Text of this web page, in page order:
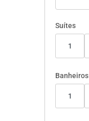
Suítes
1
Banheiros
1